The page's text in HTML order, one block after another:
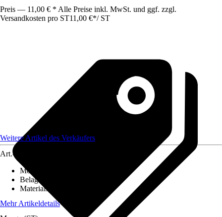
Preis — 11,00 € * Alle Preise inkl. MwSt. und ggf. zzgl.
Versandkosten pro ST11,00 €*/ ST
Weitere Artikel des Verkäufers
Art.-Nr.
Montageart
Belagstärke
Materialspezifizierung
Mehr Artikeldetails